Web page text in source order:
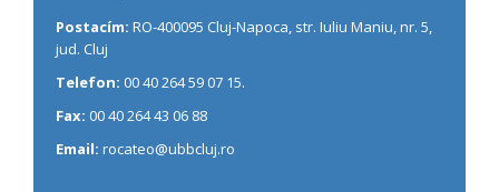
Postacím: RO-400095 Cluj-Napoca, str. Iuliu Maniu, nr. 5,
jud. Cluj
Telefon: 00 40 264 59 07 15.
Fax: 00 40 264 43 06 88
Email: rocateo@ubbcluj.ro